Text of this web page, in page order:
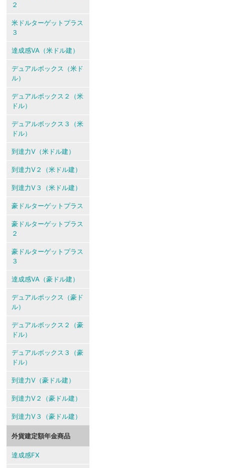
２
米ドルターゲットプラス
３
達成感VA（米ドル建）
デュアルボックス（米ド
ル）
デュアルボックス２（米
ドル）
デュアルボックス３（米
ドル）
到達力V（米ドル建）
到達力V２（米ドル建）
到達力V３（米ドル建）
豪ドルターゲットプラス
豪ドルターゲットプラス
２
豪ドルターゲットプラス
３
達成感VA（豪ドル建）
デュアルボックス（豪ド
ル）
デュアルボックス２（豪
ドル）
デュアルボックス３（豪
ドル）
到達力V（豪ドル建）
到達力V２（豪ドル建）
到達力V３（豪ドル建）
外貨建定額年金商品
達成感FX